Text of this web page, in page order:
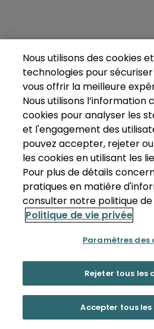
Nous utilisons des cookies
technologies pour
vous offrir la meilleure
Nous utilisons
cookies pour analyser les
et l'engagement des
pouvez accepter, rejeter
les cookies en utilisant les
Pour plus de détails
pratiques en matière
consulter notre politique de
Politique de vie privée
Paramètres des
Rejeter tous les
Accepter tous